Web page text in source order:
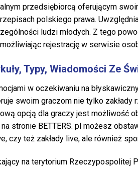
przedsiębiorcą oferującym
polskiego prawa.
ludzi młodych. Z tego
rejestrację w serwisie
Typy, Wiadomości Ze
w oczekiwaniu na
swoim graczom nie tylko
opcją dla graczy jest możliwość
na stronie BETTERS. pl możesz
czy też zakłady live, ale również
na terytorium Rzeczypospolitej